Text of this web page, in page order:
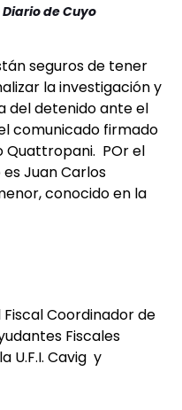
de Cuyo
seguros de tener
la investigación y
del detenido ante el
comunicado firmado
Quattropani. POr el
Juan Carlos
conocido en la
Coordinador de
Fiscales
U.F.I. Cavig y